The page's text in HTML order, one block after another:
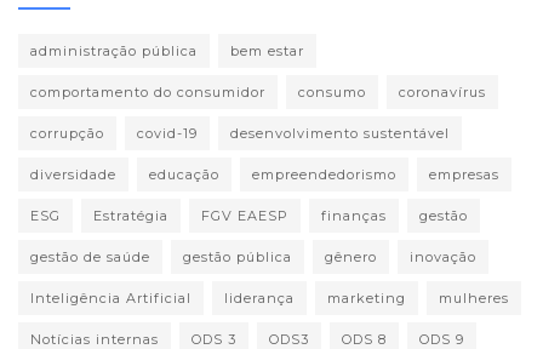
administração pública bem estar
comportamento do consumidor consumo coronavírus
corrupção covid-19 desenvolvimento sustentável
diversidade educação empreendedorismo empresas
ESG Estratégia FGV EAESP finanças gestão
gestão de saúde gestão pública gênero inovação
Inteligência Artificial liderança marketing mulheres
Notícias internas ODS 3 ODS3 ODS 8 ODS 9